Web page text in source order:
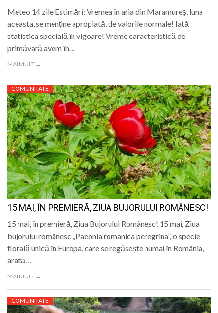
Meteo 14 zile Estimări: Vremea în aria din Maramureș, luna
aceasta, se menține apropiată, de valorile normale! Iată
statistica specială în vigoare! Vreme caracteristică de
primăvară avem în…
MAI MULT →
COMUNITATE
15 MAI, ÎN PREMIERĂ, ZIUA BUJORULUI ROMÂNESC!
15 mai, în premieră, Ziua Bujorului Românesc! 15 mai, Ziua
bujorului românesc „Paeonia romanica peregrina”, o specie
florală unică în Europa, care se regăsește numai în România,
arată…
MAI MULT →
COMUNITATE